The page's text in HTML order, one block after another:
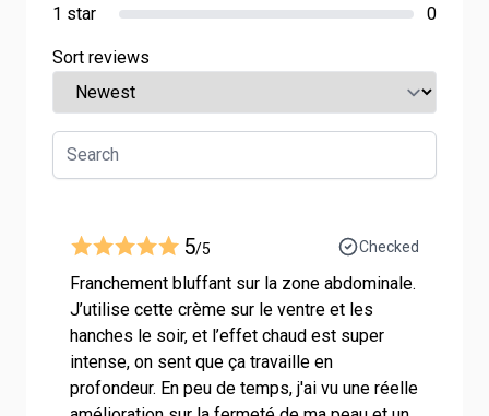
1 star
0
Sort reviews
5/5 Checked
Franchement bluffant sur la zone abdominale.
J’utilise cette crème sur le ventre et les
hanches le soir, et l’effet chaud est super
intense, on sent que ça travaille en
profondeur. En peu de temps, j'ai vu une réelle